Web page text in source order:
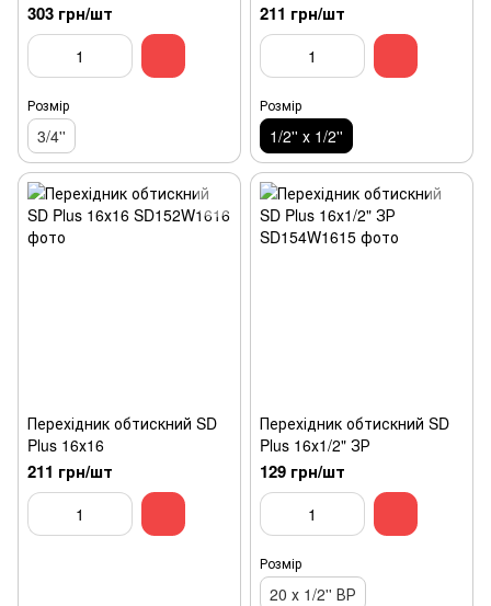
303 грн/шт
Розмір
3/4''
211 грн/шт
Розмір
1/2'' х 1/2''
Перехідник обтискний SD
Plus 16х16
211 грн/шт
Перехідник обтискний SD
Plus 16х1/2" ЗР
129 грн/шт
Розмір
20 х 1/2'' ВР